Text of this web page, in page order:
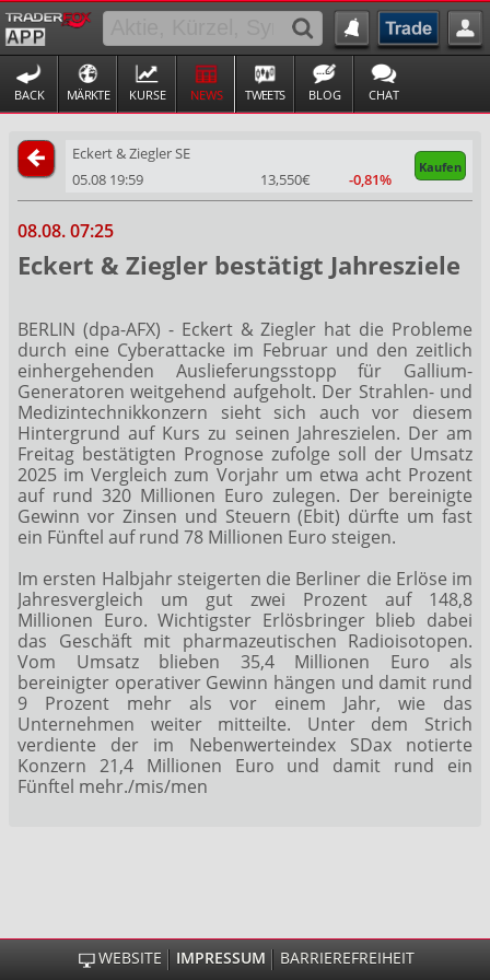
BACK MÄRKTE KURSE NEWS TWEETS BLOG CHAT
Eckert & Ziegler SE
Kaufen
05.08 19:59 13,550€ -0,81%
08.08. 07:25
Eckert & Ziegler bestätigt Jahresziele
BERLIN (dpa-AFX) - Eckert & Ziegler hat die Probleme
durch eine Cyberattacke im Februar und den zeitlich
einhergehenden Auslieferungsstopp für Gallium-
Generatoren weitgehend aufgeholt. Der Strahlen- und
Medizintechnikkonzern sieht sich auch vor diesem
Hintergrund auf Kurs zu seinen Jahreszielen. Der am
Freitag bestätigten Prognose zufolge soll der Umsatz
2025 im Vergleich zum Vorjahr um etwa acht Prozent
auf rund 320 Millionen Euro zulegen. Der bereinigte
Gewinn vor Zinsen und Steuern (Ebit) dürfte um fast
ein Fünftel auf rund 78 Millionen Euro steigen.
Im ersten Halbjahr steigerten die Berliner die Erlöse im
Jahresvergleich um gut zwei Prozent auf 148,8
Millionen Euro. Wichtigster Erlösbringer blieb dabei
das Geschäft mit pharmazeutischen Radioisotopen.
Vom Umsatz blieben 35,4 Millionen Euro als
bereinigter operativer Gewinn hängen und damit rund
9 Prozent mehr als vor einem Jahr, wie das
Unternehmen weiter mitteilte. Unter dem Strich
verdiente der im Nebenwerteindex SDax notierte
Konzern 21,4 Millionen Euro und damit rund ein
Fünftel mehr./mis/men
WEBSITE IMPRESSUM BARRIEREFREIHEIT